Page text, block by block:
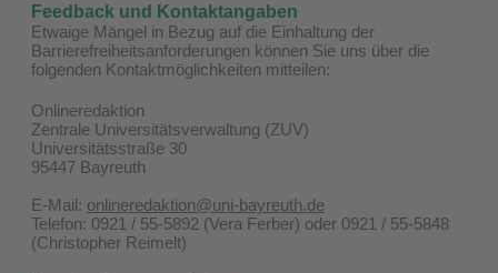
Feedback und Kontaktangaben
Etwaige Mängel in Bezug auf die Einhaltung der
Barrierefreiheitsanforderungen können Sie uns über die
folgenden Kontaktmöglichkeiten mitteilen:
Onlineredaktion
Zentrale Universitätsverwaltung (ZUV)
Universitätsstraße 30
95447 Bayreuth
E-Mail: onlineredaktion@uni-bayreuth.de
Telefon: 0921 / 55-5892 (Vera Ferber) oder 0921 / 55-5848
(Christopher Reimelt)